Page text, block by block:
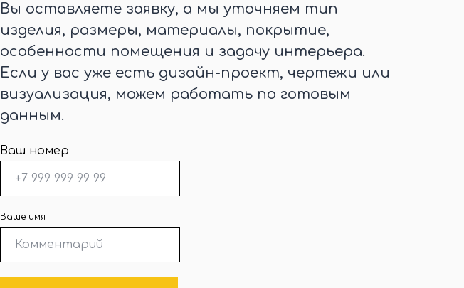
Вы оставляете заявку, а мы уточняем тип
изделия, размеры, материалы, покрытие,
особенности помещения и задачу интерьера.
Если у вас уже есть дизайн-проект, чертежи или
визуализация, можем работать по готовым
данным.
Ваш номер
Ваше имя